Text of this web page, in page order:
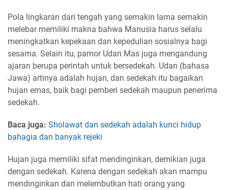
Pola lingkaran dari tengah yang semakin lama semakin
melebar memiliki makna bahwa Manusia harus selalu
meningkatkan kepekaan dan kepedulian sosialnya bagi
sesama. Selain itu, pamor Udan Mas juga mengandung
ajaran berupa perintah untuk bersedekah. Udan (bahasa
Jawa) artinya adalah hujan, dan sedekah itu bagaikan
hujan emas, baik bagi pemberi sedekah maupun penerima
sedekah.
Baca juga: Sholawat dan sedekah adalah kunci hidup
bahagia dan banyak rejeki
Hujan juga memiliki sifat mendinginkan, demikian juga
dengan sedekah. Karena dengan sedekah akan mampu
mendinginkan dan melembutkan hati orang yang